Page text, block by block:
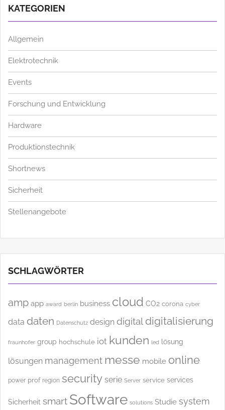
Allgemein
Elektrotechnik
Events
Forschung und Entwicklung
Hardware
Produktionstechnik
Shortnews
Sicherheit
Stellenangebote
amp app business cloud CO2
data daten design digital digitalisierung
fraunhofer group hochschule iot kunden lösung
lösungen management messe online
power prof region security serie Server service services